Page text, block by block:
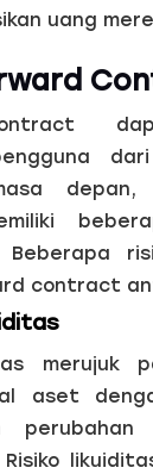
uang
depan,
Beberapa
contract
merujuk
aset